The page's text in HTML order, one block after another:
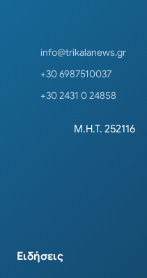
info@trikalanews.gr
+30 6987510037
+30 2431 0 24858
Μ.Η.Τ. 252116
Ειδήσεις